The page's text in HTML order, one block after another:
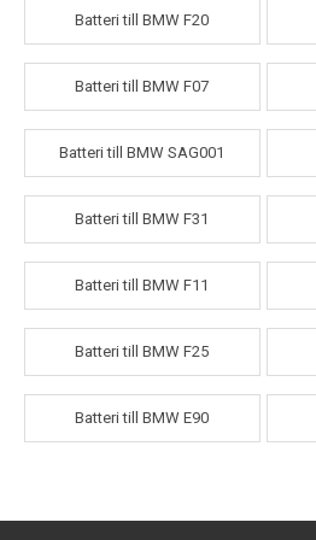
Batteri till BMW F20
Batteri till BMW F07
Batteri till BMW SAG001
Batteri till BMW F31
Batteri till BMW F11
Batteri till BMW F25
Batteri till BMW E90